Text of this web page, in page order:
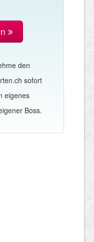
den
sofort
eigenes
Boss.